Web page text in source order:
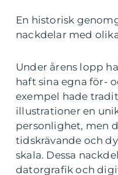
En historisk
nackdelar med
Under årens lopp
haft sina egna för-
exempel hade
illustrationer en
personlighet, men
tidskrävande och
skala. Dessa
datorgrafik och